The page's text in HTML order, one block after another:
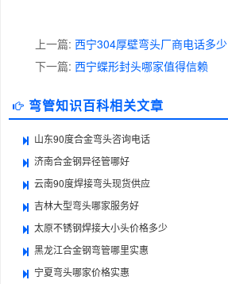
上一篇: 西宁304厚壁弯头厂商电话多少
下一篇: 西宁蝶形封头哪家值得信赖
弯管知识百科相关文章
山东90度合金弯头咨询电话
济南合金钢异径管哪好
云南90度焊接弯头现货供应
吉林大型弯头哪家服务好
太原不锈钢焊接大小头价格多少
黑龙江合金钢弯管哪里实惠
宁夏弯头哪家价格实惠